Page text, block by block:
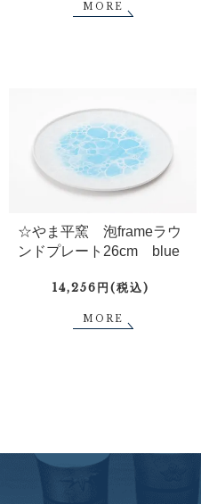
MORE
☆やま平窯 泡frameラウ
ンドプレート26cm blue
14,256円(税込)
MORE